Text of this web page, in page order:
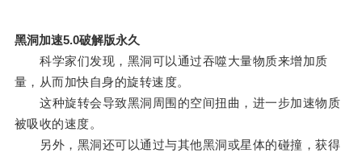
黑洞加速5.0破解版永久
科学家们发现，黑洞可以通过吞噬大量物质来增加质
量，从而加快自身的旋转速度。
这种旋转会导致黑洞周围的空间扭曲，进一步加速物质
被吸收的速度。
另外，黑洞还可以通过与其他黑洞或星体的碰撞，获得